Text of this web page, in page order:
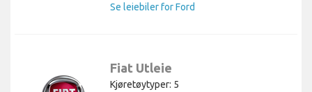
Se leiebiler for Ford
Fiat Utleie
Kjøretøytyper: 5